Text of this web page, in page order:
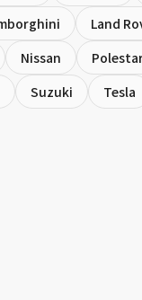
Land
Nissan
Suzuki
Tesla